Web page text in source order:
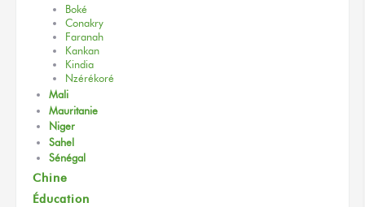
Boké
Conakry
Faranah
Kankan
Kindia
Nzérékoré
Mali
Mauritanie
Niger
Sahel
Sénégal
Chine
Éducation